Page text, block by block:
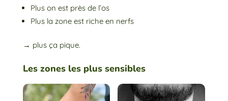
Plus on est près de l’os
Plus la zone est riche en nerfs
→ plus ça pique.
Les zones les plus sensibles